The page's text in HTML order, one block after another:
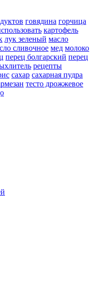
говядина горчица
картофель
лук зеленый масло
сливочное мед молоко
перец болгарский перец
рецепты
сахар сахарная пудра
тесто дрожжевое